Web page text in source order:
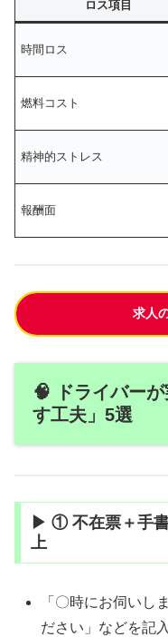
ロス項目
時間ロス
燃料コスト
精神的ストレス
報酬面
求人
🧠 ドライバー
す工夫」5選
▶ ① 不在票＋手
上
「〇時にお伺いし
ださい」などを記入